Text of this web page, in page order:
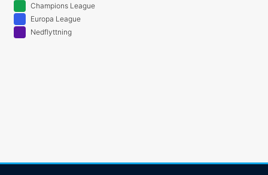
Champions League
Europa League
Nedflyttning